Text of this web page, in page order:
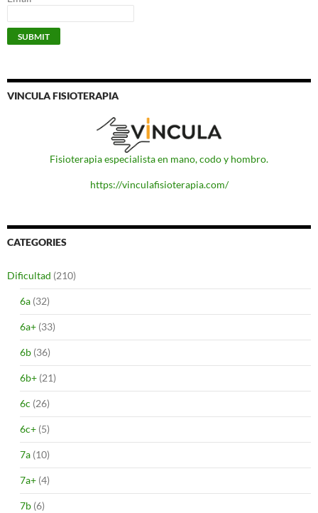
VINCULA FISIOTERAPIA
Fisioterapia especialista en mano, codo y hombro.
https://vinculafisioterapia.com/
CATEGORIES
Dificultad (210)
6a (32)
6a+ (33)
6b (36)
6b+ (21)
6c (26)
6c+ (5)
7a (10)
7a+ (4)
7b (6)